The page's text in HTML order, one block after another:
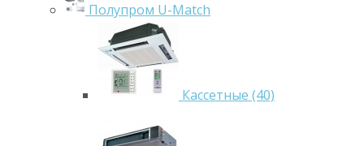
Полупром U-Match
Кассетные (40)